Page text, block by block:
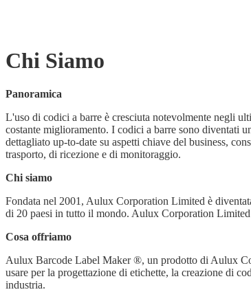
Chi Siamo
Panoramica
L'uso di codici a barre è cresciuta notevolmente negli
costante miglioramento. I codici a barre sono diventati
dettagliato up-to-date su aspetti chiave del business,
trasporto, di ricezione e di monitoraggio.
Chi siamo
Fondata nel 2001, Aulux Corporation Limited è
di 20 paesi in tutto il mondo. Aulux Corporation
Cosa offriamo
Aulux Barcode Label Maker ®, un prodotto di Aulux
usare per la progettazione di etichette, la creazione di
industria.